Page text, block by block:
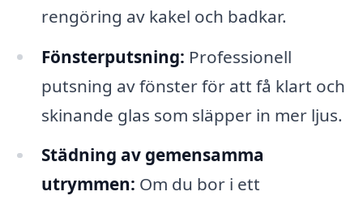
rengöring av kakel och badkar.
Fönsterputsning: Professionell
putsning av fönster för att få klart och
skinande glas som släpper in mer ljus.
Städning av gemensamma
utrymmen: Om du bor i ett